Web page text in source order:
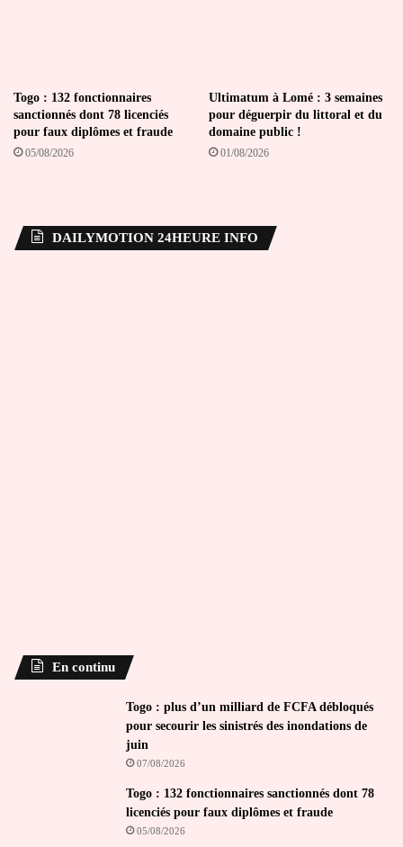
Togo : 132 fonctionnaires
sanctionnés dont 78 licenciés
pour faux diplômes et fraude
05/08/2026
Ultimatum à Lomé : 3 semaines
pour déguerpir du littoral et du
domaine public !
01/08/2026
DAILYMOTION 24HEURE INFO
En continu
Togo : plus d’un milliard de FCFA débloqués
pour secourir les sinistrés des inondations de
juin
07/08/2026
Togo : 132 fonctionnaires sanctionnés dont 78
licenciés pour faux diplômes et fraude
05/08/2026